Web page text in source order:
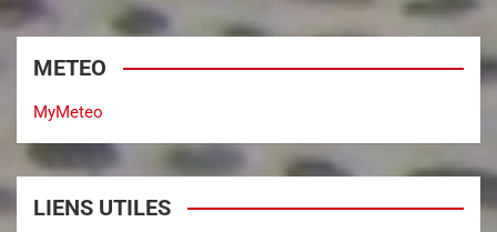
METEO
MyMeteo
LIENS UTILES